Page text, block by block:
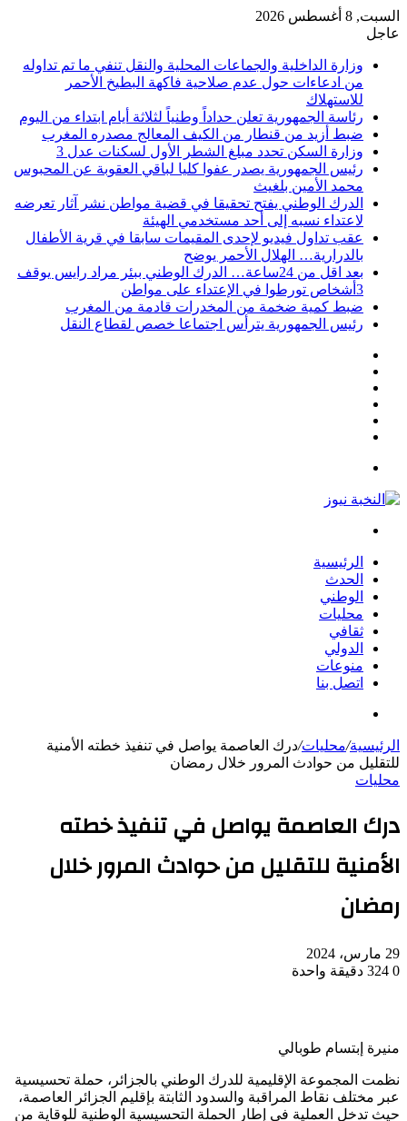
السبت, 8 أغسطس 2026
عاجل
وزارة الداخلية والجماعات المحلية والنقل تنفي ما تم تداوله
من ادعاءات حول عدم صلاحية فاكهة البطيخ الأحمر
للاستهلاك
رئاسة الجمهورية تعلن حداداً وطنياً لثلاثة أيام ابتداء من اليوم
ضبط أزيد من قنطار من الكيف المعالج مصدره المغرب
وزارة السكن تحدد مبلغ الشطر الأول لسكنات عدل 3
رئيس الجمهورية يصدر عفوا كليا لباقي العقوبة عن المحبوس
محمد الأمين بلغيث
الدرك الوطني يفتح تحقيقا في قضية مواطن نشر آثار تعرضه
لاعتداء نسبه إلى أحد مستخدمي الهيئة
عقب تداول فيديو لإحدى المقيمات سابقا في قرية الأطفال
بالدرارية… الهلال الأحمر يوضح
بعد اقل من 24ساعة… الدرك الوطني ببئر مراد رايس يوقف
3أشخاص تورطوا في الإعتداء على مواطن
ضبط كمية ضخمة من المخدرات قادمة من المغرب
رئيس الجمهورية يترأس اجتماعا خصص لقطاع النقل
الرئيسية
الحدث
الوطني
محليات
ثقافي
الدولي
منوعات
اتصل بنا
الرئيسية/محليات/درك العاصمة يواصل في تنفيذ خطته الأمنية
للتقليل من حوادث المرور خلال رمضان
محليات
درك العاصمة يواصل في تنفيذ خطته
الأمنية للتقليل من حوادث المرور خلال
رمضان
29 مارس، 2024
0
دقيقة واحدة
منيرة إبتسام طوبالي
نظمت المجموعة الإقليمية للدرك الوطني بالجزائر، حملة تحسيسية
عبر مختلف نقاط المراقبة والسدود الثابتة بإقليم الجزائر العاصمة،
حيث تدخل العملية في إطار الحملة التحسيسية الوطنية للوقاية من